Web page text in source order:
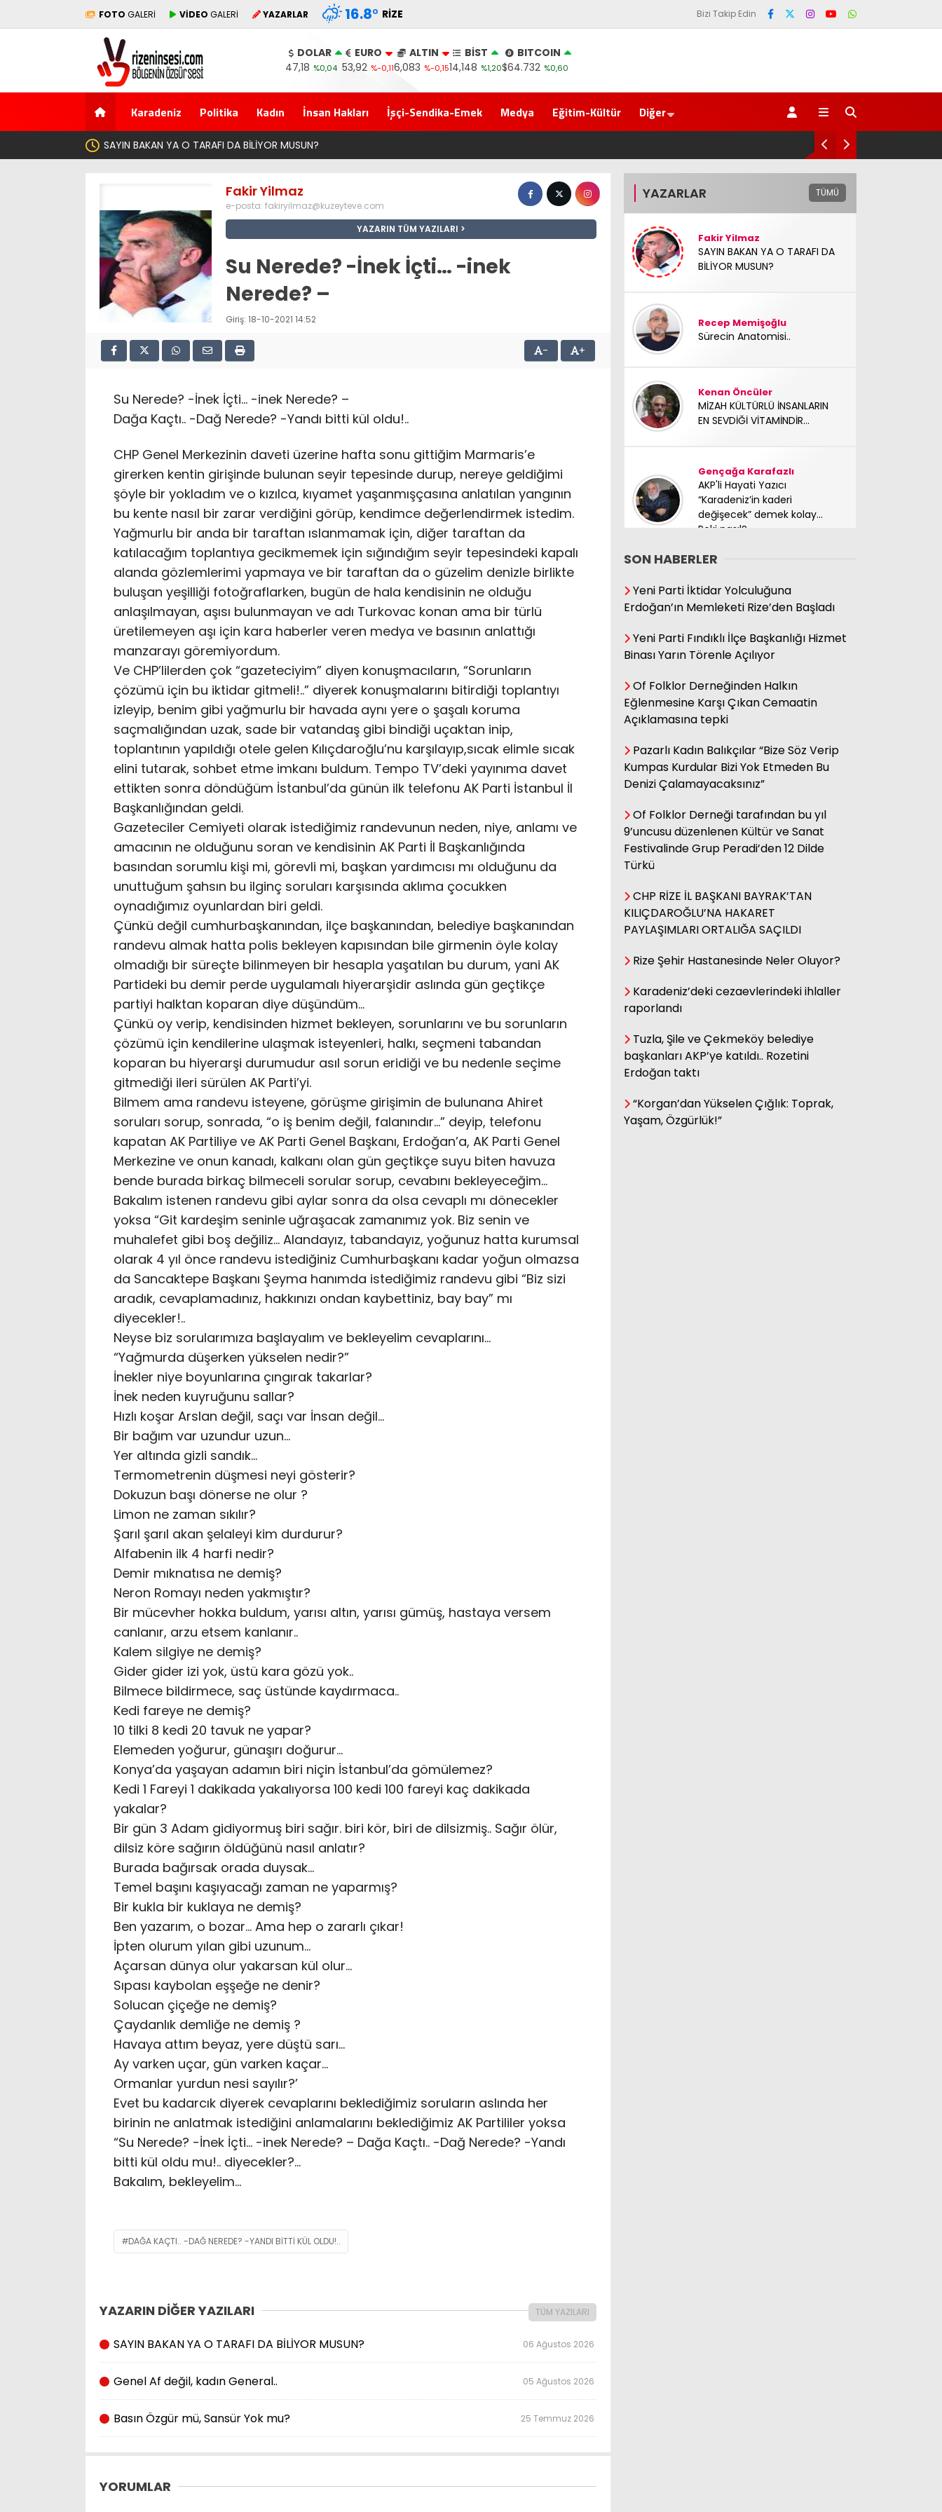
FOTO GALERİ VİDEO GALERİ YAZARLAR 16.8° RIZE Bizi Takip Edin
DOLAR
47,18 %0,04
EURO
53,92 %-0,11
ALTIN
6,083 %-0,15
BİST
14,148 %1,20
BITCOIN
$64.732 %0,60
Karadeniz Politika Kadın İnsan Hakları İşçi-Sendika-Emek Medya Eğitim-Kültür Diğer
Yeni Parti İktidar Yolculuğuna Erdoğan’ın Memleketi Rize’den Başladı
Fakir Yilmaz
e-posta: fakiryilmaz@kuzeyteve.com
YAZARIN TÜM YAZILARI
Su Nerede? -İnek İçti… -inek
Nerede? –
Giriş: 18-10-2021 14:52
- +
Su Nerede? -İnek İçti… -inek Nerede? –
Dağa Kaçtı.. -Dağ Nerede? -Yandı bitti kül oldu!..
CHP Genel Merkezinin daveti üzerine hafta sonu gittiğim Marmaris’e
girerken kentin girişinde bulunan seyir tepesinde durup, nereye geldiğimi
şöyle bir yokladım ve o kızılca, kıyamet yaşanmışçasına anlatılan yangının
bu kente nasıl bir zarar verdiğini görüp, kendimce değerlendirmek istedim.
Yağmurlu bir anda bir taraftan ıslanmamak için, diğer taraftan da
katılacağım toplantıya gecikmemek için sığındığım seyir tepesindeki kapalı
alanda gözlemlerimi yapmaya ve bir taraftan da o güzelim denizle birlikte
buluşan yeşilliği fotoğraflarken, bugün de hala kendisinin ne olduğu
anlaşılmayan, aşısı bulunmayan ve adı Turkovac konan ama bir türlü
üretilemeyen aşı için kara haberler veren medya ve basının anlattığı
manzarayı göremiyordum.
Ve CHP’lilerden çok “gazeteciyim” diyen konuşmacıların, “Sorunların
çözümü için bu iktidar gitmeli!..” diyerek konuşmalarını bitirdiği toplantıyı
izleyip, benim gibi yağmurlu bir havada aynı yere o şaşalı koruma
saçmalığından uzak, sade bir vatandaş gibi bindiği uçaktan inip,
toplantının yapıldığı otele gelen Kılıçdaroğlu’nu karşılayıp,sıcak elimle sıcak
elini tutarak, sohbet etme imkanı buldum. Tempo TV’deki yayınıma davet
ettikten sonra döndüğüm İstanbul’da günün ilk telefonu AK Parti İstanbul İl
Başkanlığından geldi.
Gazeteciler Cemiyeti olarak istediğimiz randevunun neden, niye, anlamı ve
amacının ne olduğunu soran ve kendisinin AK Parti İl Başkanlığında
basından sorumlu kişi mi, görevli mi, başkan yardımcısı mı olduğunu da
unuttuğum şahsın bu ilginç soruları karşısında aklıma çocukken
oynadığımız oyunlardan biri geldi.
Çünkü değil cumhurbaşkanından, ilçe başkanından, belediye başkanından
randevu almak hatta polis bekleyen kapısından bile girmenin öyle kolay
olmadığı bir süreçte bilinmeyen bir hesapla yaşatılan bu durum, yani AK
Partideki bu demir perde uygulamalı hiyerarşidir aslında gün geçtikçe
partiyi halktan koparan diye düşündüm…
Çünkü oy verip, kendisinden hizmet bekleyen, sorunlarını ve bu sorunların
çözümü için kendilerine ulaşmak isteyenleri, halkı, seçmeni tabandan
koparan bu hiyerarşi durumudur asıl sorun eridiği ve bu nedenle seçime
gitmediği ileri sürülen AK Parti’yi.
Bilmem ama randevu isteyene, görüşme girişimin de bulunana Ahiret
soruları sorup, sonrada, “o iş benim değil, falanındır…” deyip, telefonu
kapatan AK Partiliye ve AK Parti Genel Başkanı, Erdoğan’a, AK Parti Genel
Merkezine ve onun kanadı, kalkanı olan gün geçtikçe suyu biten havuza
bende burada birkaç bilmeceli sorular sorup, cevabını bekleyeceğim…
Bakalım istenen randevu gibi aylar sonra da olsa cevaplı mı dönecekler
yoksa “Git kardeşim seninle uğraşacak zamanımız yok. Biz senin ve
muhalefet gibi boş değiliz… Alandayız, tabandayız, yoğunuz hatta kurumsal
olarak 4 yıl önce randevu istediğiniz Cumhurbaşkanı kadar yoğun olmazsa
da Sancaktepe Başkanı Şeyma hanımda istediğimiz randevu gibi “Biz sizi
aradık, cevaplamadınız, hakkınızı ondan kaybettiniz, bay bay” mı
diyecekler!..
Neyse biz sorularımıza başlayalım ve bekleyelim cevaplarını…
“Yağmurda düşerken yükselen nedir?”
İnekler niye boyunlarına çıngırak takarlar?
İnek neden kuyruğunu sallar?
Hızlı koşar Arslan değil, saçı var İnsan değil…
Bir bağım var uzundur uzun…
Yer altında gizli sandık…
Termometrenin düşmesi neyi gösterir?
Dokuzun başı dönerse ne olur ?
Limon ne zaman sıkılır?
Şarıl şarıl akan şelaleyi kim durdurur?
Alfabenin ilk 4 harfi nedir?
Demir mıknatısa ne demiş?
Neron Romayı neden yakmıştır?
Bir mücevher hokka buldum, yarısı altın, yarısı gümüş, hastaya versem
canlanır, arzu etsem kanlanır..
Kalem silgiye ne demiş?
Gider gider izi yok, üstü kara gözü yok..
Bilmece bildirmece, saç üstünde kaydırmaca..
Kedi fareye ne demiş?
10 tilki 8 kedi 20 tavuk ne yapar?
Elemeden yoğurur, günaşırı doğurur…
Konya’da yaşayan adamın biri niçin İstanbul’da gömülemez?
Kedi 1 Fareyi 1 dakikada yakalıyorsa 100 kedi 100 fareyi kaç dakikada
yakalar?
Bir gün 3 Adam gidiyormuş biri sağır. biri kör, biri de dilsizmiş.. Sağır ölür,
dilsiz köre sağırın öldüğünü nasıl anlatır?
Burada bağırsak orada duysak…
Temel başını kaşıyacağı zaman ne yaparmış?
Bir kukla bir kuklaya ne demiş?
Ben yazarım, o bozar… Ama hep o zararlı çıkar!
İpten olurum yılan gibi uzunum…
Açarsan dünya olur yakarsan kül olur…
Sıpası kaybolan eşşeğe ne denir?
Solucan çiçeğe ne demiş?
Çaydanlık demliğe ne demiş ?
Havaya attım beyaz, yere düştü sarı…
Ay varken uçar, gün varken kaçar…
Ormanlar yurdun nesi sayılır?’
Evet bu kadarcık diyerek cevaplarını beklediğimiz soruların aslında her
birinin ne anlatmak istediğini anlamalarını beklediğimiz AK Partililer yoksa
“Su Nerede? -İnek İçti… -inek Nerede? – Dağa Kaçtı.. -Dağ Nerede? -Yandı
bitti kül oldu mu!.. diyecekler?…
Bakalım, bekleyelim…
DAĞA KAÇTI.. -DAĞ NEREDE? -YANDI BITTI KÜL OLDU!..
YAZARIN DİĞER YAZILARI TÜM YAZILARI
SAYIN BAKAN YA O TARAFI DA BİLİYOR MUSUN? 06 Ağustos 2026
Genel Af değil, kadın General.. 05 Ağustos 2026
Basın Özgür mü, Sansür Yok mu? 25 Temmuz 2026
YORUMLAR
YAZARLAR TÜMÜ
Fakir Yilmaz
SAYIN BAKAN YA O TARAFI DA
BİLİYOR MUSUN?
Recep Memişoğlu
Sürecin Anatomisi..
Kenan Öncüler
MİZAH KÜLTÜRLÜ İNSANLARIN
EN SEVDİĞİ VİTAMİNDİR...
Gençağa Karafazlı
AKP'li Hayati Yazıcı
“Karadeniz’in kaderi
değişecek” demek kolay…
Peki nasıl?
Mücadele arkadaşımız
yoldaşımız TC Sinan Kutay
sağ olsun.
Adnan Onay
CHP RİZE MİTİNGİ: SAHİBİNİN
SESİ
Ali Kasap
.İllada Barış...
Kamil Kopuz
Din, Siyaset ve Toplum
Hasan Azakli
YENİ EĞİTİM ÖĞRETİM YILI
BAŞLARKEN.....
Elektrikte Taksite Bağlanmış
Fatma Genc
YILAN HİKÂYESİNE DÖNEN ÇAY
SON HABERLER
Yeni Parti İktidar Yolculuğuna
Erdoğan’ın Memleketi Rize’den Başladı
Yeni Parti Fındıklı İlçe Başkanlığı Hizmet
Binası Yarın Törenle Açılıyor
Of Folklor Derneğinden Halkın
Eğlenmesine Karşı Çıkan Cemaatin
Açıklamasına tepki
Pazarlı Kadın Balıkçılar “Bize Söz Verip
Kumpas Kurdular Bizi Yok Etmeden Bu
Denizi Çalamayacaksınız”
Of Folklor Derneği tarafından bu yıl
9’uncusu düzenlenen Kültür ve Sanat
Festivalinde Grup Peradi’den 12 Dilde
Türkü
CHP RİZE İL BAŞKANI BAYRAK’TAN
KILIÇDAROĞLU’NA HAKARET
PAYLAŞIMLARI ORTALIĞA SAÇILDI
Rize Şehir Hastanesinde Neler Oluyor?
Karadeniz’deki cezaevlerindeki ihlaller
raporlandı
Tuzla, Şile ve Çekmeköy belediye
başkanları AKP’ye katıldı.. Rozetini
Erdoğan taktı
“Korgan’dan Yükselen Çığlık: Toprak,
Yaşam, Özgürlük!”